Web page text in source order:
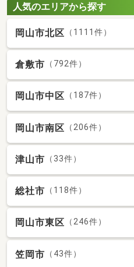
人気のエリアから探す
岡山市北区 （1111件）
倉敷市 （792件）
岡山市中区 （187件）
岡山市南区 （206件）
津山市 （33件）
総社市 （118件）
岡山市東区 （246件）
笠岡市 （43件）